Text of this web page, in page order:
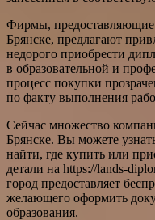
Фирмы, предоставляющие
Брянске, предлагают
недорого приобрести
в образовательной и
процесс покупки
по факту выполнения
Сейчас множество
Брянске. Вы можете
найти, где купить или
детали на https://lands-
город предоставляет
желающего оформить
образования.